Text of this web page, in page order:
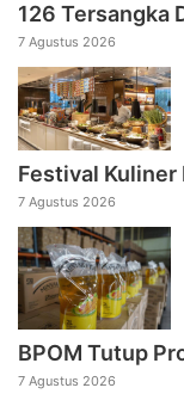
126 Tersangka
7 Agustus 2026
Festival Kuliner
7 Agustus 2026
BPOM Tutup
7 Agustus 2026